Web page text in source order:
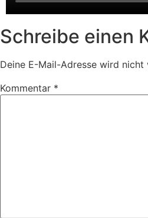
Schreibe einen
Deine E-Mail-Adresse wird
Kommentar *